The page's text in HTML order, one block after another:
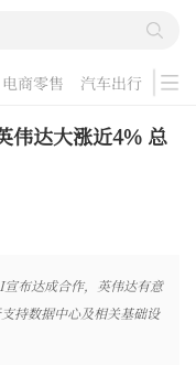
电商零售 汽车出行
游戏
伟达大涨近4% 总
布达成合作，英伟达有意
持数据中心及相关基础设